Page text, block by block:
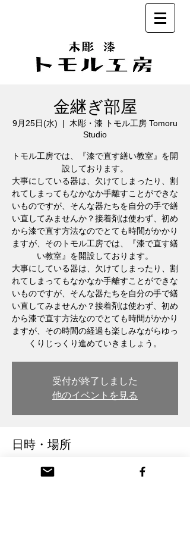
金継ぎ部屋
9月25日(水)
  |
木彫・漆 トモル工房 Tomoru
Studio
トモル工房では、『漆で直す繕い教室』を開
設しております。
大事にしている器は、欠けてしまったり、割
れてしまってもなかなか手離すことができな
いものですが、そんな器たちを自分の手で繕
い直してみませんか？接着剤は使わず、初め
から漆で直す方法なのでとても時間がかかり
ますが、そのトモル工房では、『漆で直す繕
い教室』を開設しております。
大事にしている器は、欠けてしまったり、割
れてしまってもなかなか手離すことができな
いものですが、そんな器たちを自分の手で繕
い直してみませんか？接着剤は使わず、初め
から漆で直す方法なのでとても時間がかかり
ますが、その時間の経過も楽しみながらゆっ
くりじっくり進めていきましょう。
受付が終了しました
他のイベントを見る
日時・場所
2024年9月25日 19:00
木彫・漆 トモル工房 Tomoru Studio, 日本、